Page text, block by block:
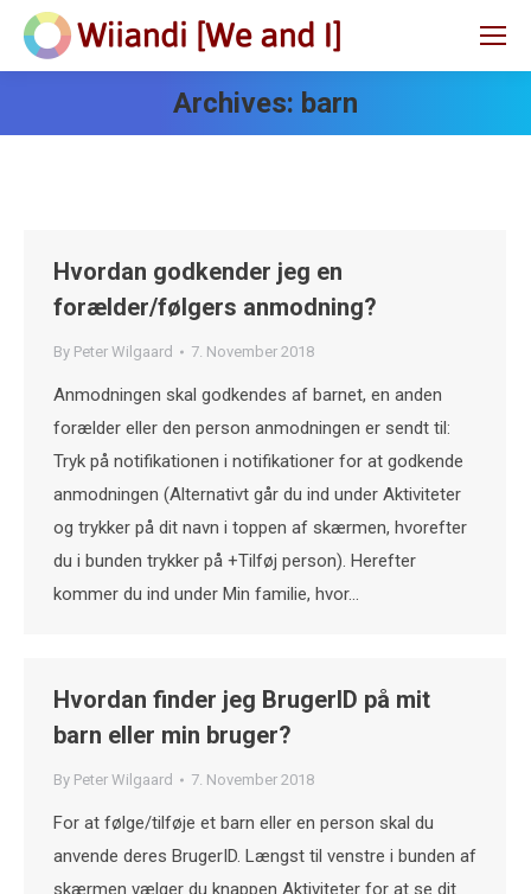
Archives: barn
Hvordan godkender jeg en
forælder/følgers anmodning?
By Peter Wilgaard 7. November 2018
Anmodningen skal godkendes af barnet, en anden
forælder eller den person anmodningen er sendt til:
Tryk på notifikationen i notifikationer for at godkende
anmodningen (Alternativt går du ind under Aktiviteter
og trykker på dit navn i toppen af skærmen, hvorefter
du i bunden trykker på +Tilføj person). Herefter
kommer du ind under Min familie, hvor…
Hvordan finder jeg BrugerID på mit
barn eller min bruger?
By Peter Wilgaard 7. November 2018
For at følge/tilføje et barn eller en person skal du
anvende deres BrugerID. Længst til venstre i bunden af
skærmen vælger du knappen Aktiviteter for at se dit